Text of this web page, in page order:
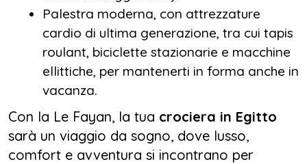
Palestra moderna, con attrezzature
cardio di ultima generazione, tra cui tapis
roulant, biciclette stazionarie e macchine
ellittiche, per mantenerti in forma anche in
vacanza.
Con la Le Fayan, la tua crociera in Egitto
sarà un viaggio da sogno, dove lusso,
comfort e avventura si incontrano per